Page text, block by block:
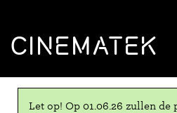
CINEMATEK
Let op! Op 01.06.26 zullen de